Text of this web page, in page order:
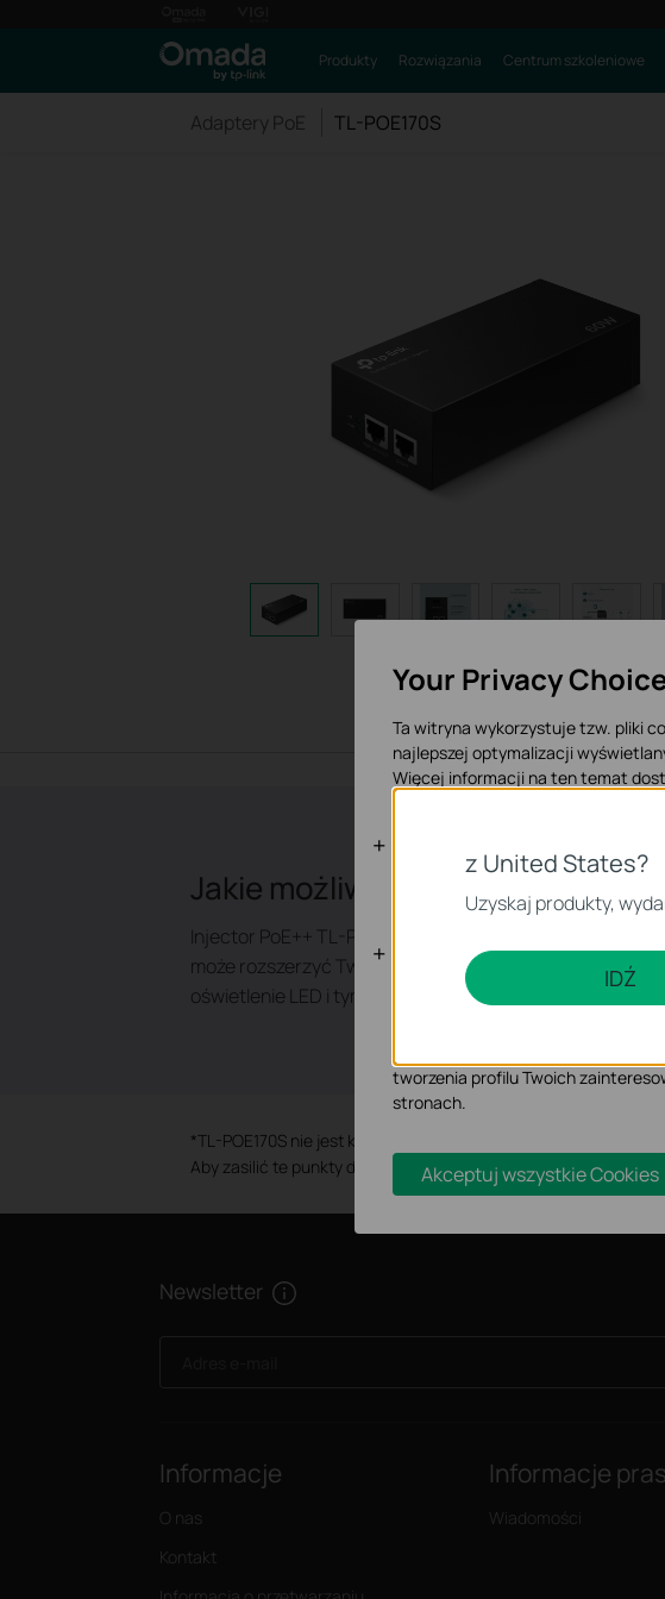
Produkty Rozwiązania Centrum szkoleniowe
Adaptery PoE TL-POE170S
Jakie możliwości ma ten produkt?
Injector PoE++ TL-POE170S jest zgodny ze
może rozszerzyć Twoją sieć do miejsc gdzie nie ma
oświetlenie LED i tym podobne urządzenia.
*TL-POE170S nie jest kompatybilny z EAP235, EAP225 i EAP225-
Aby zasilić te punkty dostępowe EAP, zalecamy skorzystać z
Newsletter
Informacje
O nas
Kontakt
Informacje
Wiadomości
z United States?
Uzyskaj produkty,
IDŹ
Your Privacy
Ta witryna wykorzystuje tzw. pliki
najlepszej optymalizacji
Więcej informacji na ten temat
Cookies dotyczące
Analiza - Te pliki Cookies są
tworzenia profilu Twoich
stronach.
Akceptuj wszystkie Cookies